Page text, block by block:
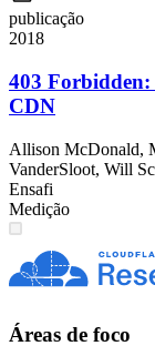
publicação
2018
403 Forbidden:
CDN
Allison McDonald,
VanderSloot, Will
Ensafi
Medição
Áreas de foco